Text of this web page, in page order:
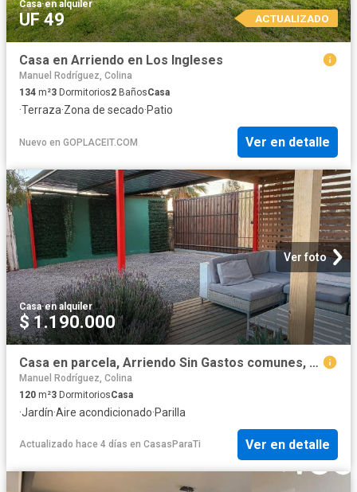
Casa·en alquiler
UF 49 ACTUALIZADO
Casa en Arriendo en Los Ingleses
Manuel Rodríguez, Colina
134 m²3 Dormitorios2 BañosCasa
·Terraza·Zona de secado·Patio
Nuevo en GOPLACEIT.COM Ver en detalle
Ver foto
Casa·en alquiler
$ 1.190.000
Casa en parcela, Arriendo Sin Gastos comunes, Chicureo
Manuel Rodríguez, Colina
120 m²3 DormitoriosCasa
·Jardín·Aire acondicionado·Parilla
Actualizado hace 4 días en CasasParaTi Ver en detalle